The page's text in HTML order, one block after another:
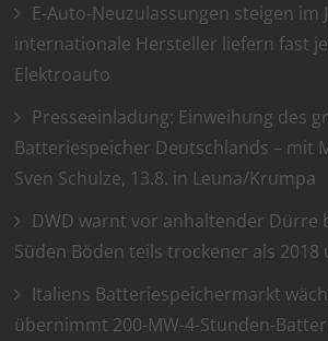
E-Auto-Neuzulassungen steigen im
internationale Hersteller liefern fast
Elektroauto
Presseeinladung: Einweihung des
Batteriespeicher Deutschlands – mit
Sven Schulze, 13.8. in Leuna/Krumpa
DWD warnt vor anhaltender Dürre
Süden Böden teils trockener als 2018
Italiens Batteriespeichermarkt
übernimmt 200-MW-4-Stunden-